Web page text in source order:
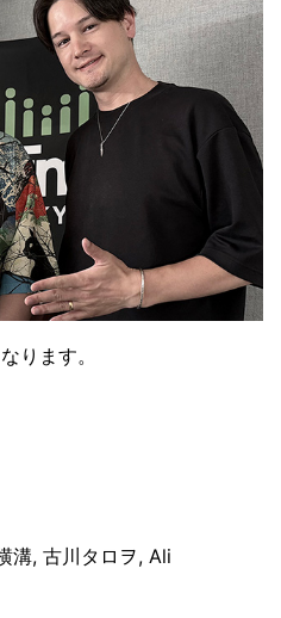
ります。
溝, 古川タロヲ, Ali